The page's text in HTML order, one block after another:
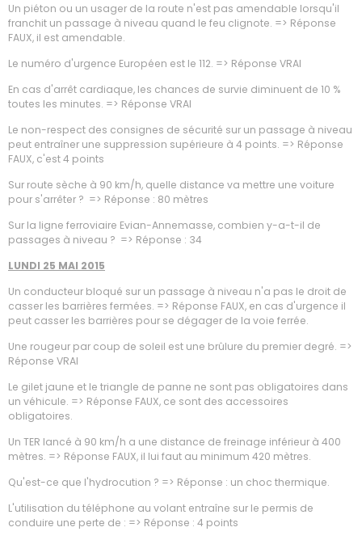
Un piéton ou un usager de la route n'est pas amendable lorsqu'il
franchit un passage à niveau quand le feu clignote. => Réponse
FAUX, il est amendable.
Le numéro d'urgence Européen est le 112. => Réponse VRAI
En cas d'arrêt cardiaque, les chances de survie diminuent de 10 %
toutes les minutes. => Réponse VRAI
Le non-respect des consignes de sécurité sur un passage à niveau
peut entraîner une suppression supérieure à 4 points. => Réponse
FAUX, c'est 4 points
Sur route sèche à 90 km/h, quelle distance va mettre une voiture
pour s'arrêter ? => Réponse : 80 mètres
Sur la ligne ferroviaire Evian-Annemasse, combien y-a-t-il de
passages à niveau ? => Réponse : 34
LUNDI 25 MAI 2015
Un conducteur bloqué sur un passage à niveau n'a pas le droit de
casser les barrières fermées. => Réponse FAUX, en cas d'urgence il
peut casser les barrières pour se dégager de la voie ferrée.
Une rougeur par coup de soleil est une brûlure du premier degré. =>
Réponse VRAI
Le gilet jaune et le triangle de panne ne sont pas obligatoires dans
un véhicule. => Réponse FAUX, ce sont des accessoires
obligatoires.
Un TER lancé à 90 km/h a une distance de freinage inférieur à 400
mètres. => Réponse FAUX, il lui faut au minimum 420 mètres.
Qu'est-ce que l'hydrocution ? => Réponse : un choc thermique.
L'utilisation du téléphone au volant entraîne sur le permis de
conduire une perte de : => Réponse : 4 points